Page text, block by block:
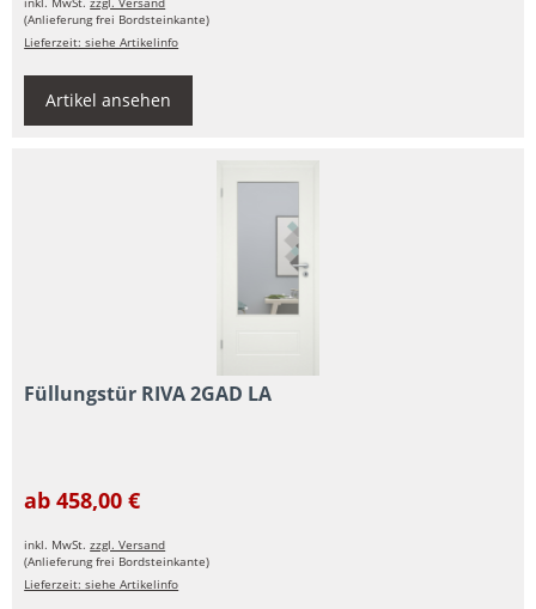
(Anlieferung frei Bordsteinkante)
Lieferzeit: siehe Artikelinfo
Artikel ansehen
Füllungstür RIVA 2GAD LA
ab 458,00 €
inkl. MwSt.zzgl. Versand
(Anlieferung frei Bordsteinkante)
Lieferzeit: siehe Artikelinfo